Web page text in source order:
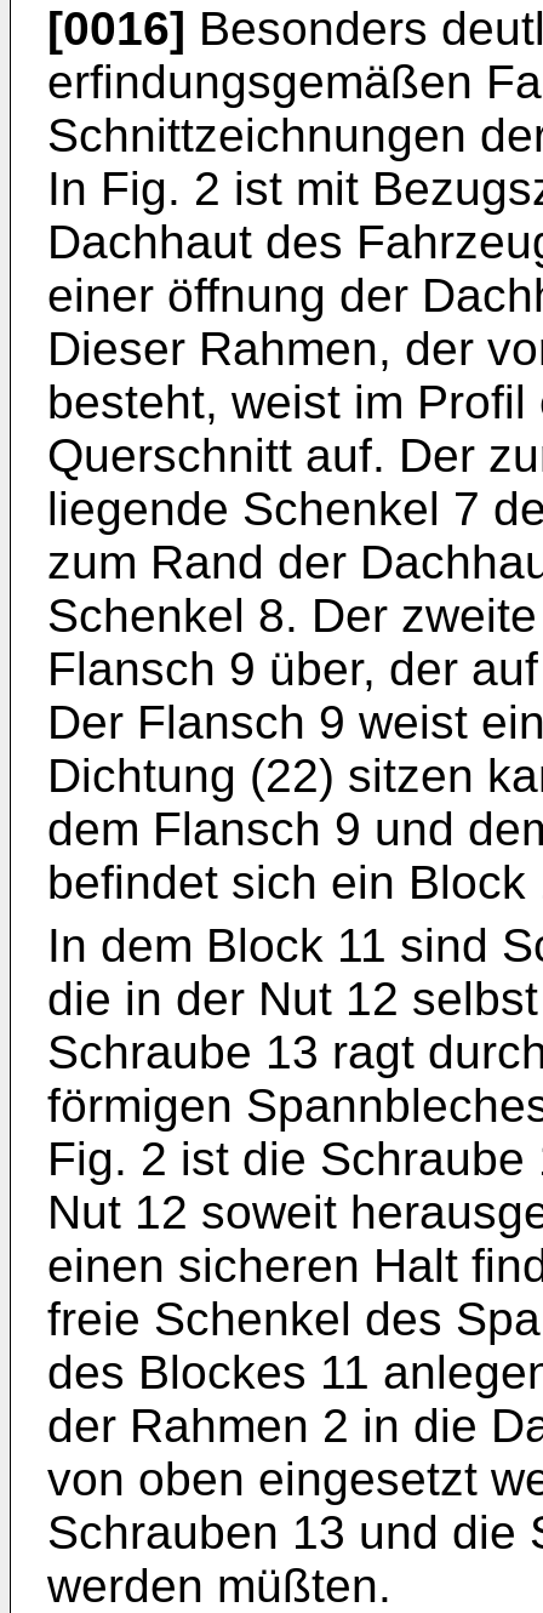
[0016] Besonders
erfindungsgemäßen
Schnittzeichnungen
In Fig. 2 ist mit
Dachhaut des
einer öffnung der
Dieser Rahmen, der
besteht, weist im
Querschnitt auf. Der
liegende Schenkel 7
zum Rand der
Schenkel 8. Der
Flansch 9 über, der
Der Flansch 9 weist
Dichtung (22) sitzen
dem Flansch 9 und
befindet sich ein
In dem Block 11 sind
die in der Nut 12
Schraube 13 ragt
förmigen
Fig. 2 ist die
Nut 12 soweit
einen sicheren Halt
freie Schenkel des
des Blockes 11
der Rahmen 2 in die
von oben eingesetzt
Schrauben 13 und die
werden müßten.